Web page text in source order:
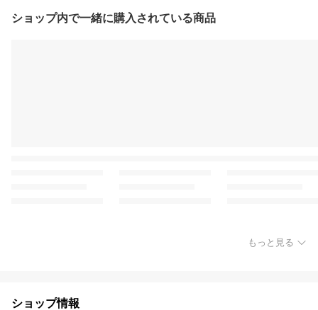
ショップ内で一緒に購入されている商品
もっと見る
ショップ情報